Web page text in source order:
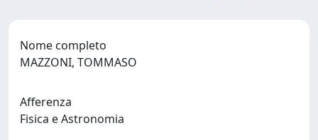
Nome completo
MAZZONI, TOMMASO
Afferenza
Fisica e Astronomia